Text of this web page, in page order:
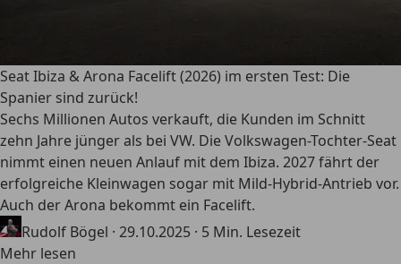
Seat Ibiza & Arona Facelift (2026) im ersten Test: Die
Spanier sind zurück!
Sechs Millionen Autos verkauft, die Kunden im Schnitt
zehn Jahre jünger als bei VW. Die Volkswagen-Tochter-Seat
nimmt einen neuen Anlauf mit dem Ibiza. 2027 fährt der
erfolgreiche Kleinwagen sogar mit Mild-Hybrid-Antrieb vor.
Auch der Arona bekommt ein Facelift.
Rudolf Bögel · 29.10.2025 · 5 Min. Lesezeit
Mehr lesen